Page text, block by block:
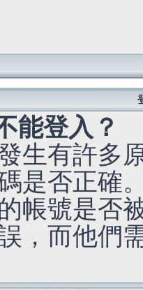
能登入？
生有許多
是否正確
帳號是否
，而他們